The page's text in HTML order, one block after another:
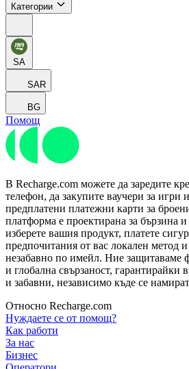
Категории
SA
SAR
BG
Помощ
В Recharge.com можете да заредите
телефон, да закупите ваучери за игри
предплатени платежни карти за
платформа е проектирана за бързина
изберете вашия продукт, платете
предпочитания от вас локален метод
незабавно по имейл. Ние защитаваме
и глобална свързаност, гарантирайки
и забавни, независимо къде се
Относно Recharge.com
Нуждаете се от помощ?
Как работи
За нас
Бизнес